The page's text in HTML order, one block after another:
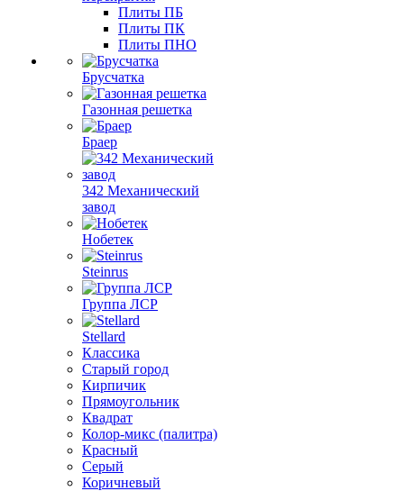
Плиты ПБ
Плиты ПК
Плиты ПНО
Брусчатка
Газонная решетка
Браер
342 Механический
завод
Нобетек
Steinrus
Группа ЛСР
Stellard
Классика
Старый город
Кирпичик
Прямоугольник
Квадрат
Колор-микс (палитра)
Красный
Серый
Коричневый